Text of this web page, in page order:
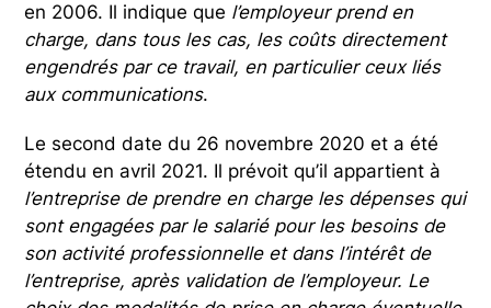
en 2006. Il indique que l’employeur prend en
charge, dans tous les cas, les coûts directement
engendrés par ce travail, en particulier ceux liés
aux communications.
Le second date du 26 novembre 2020 et a été
étendu en avril 2021. Il prévoit qu’il appartient à
l’entreprise de prendre en charge les dépenses qui
sont engagées par le salarié pour les besoins de
son activité professionnelle et dans l’intérêt de
l’entreprise, après validation de l’employeur. Le